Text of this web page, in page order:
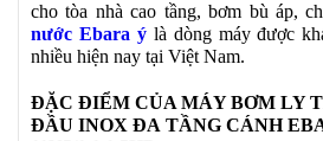
cho tòa nhà cao tầng, bơm bù áp,
nước Ebara ýlà dòng máy được
nhiều hiện nay tại Việt Nam.
ĐẶC ĐIỂM CỦA MÁY BƠM LY
ĐẦU INOX ĐA TẦNG CÁNH